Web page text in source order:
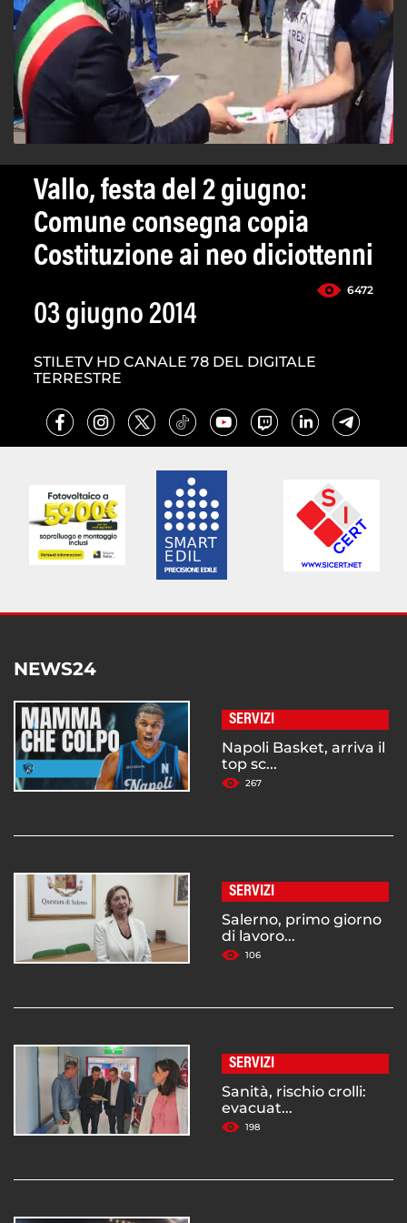
Vallo, festa del 2 giugno:
Comune consegna copia
Costituzione ai neo diciottenni
6472
03 giugno 2014
STILETV HD CANALE 78 DEL DIGITALE
TERRESTRE
NEWS24
SERVIZI
Napoli Basket, arriva il
top sc...
267
SERVIZI
Salerno, primo giorno
di lavoro...
106
SERVIZI
Sanità, rischio crolli:
evacuat...
198